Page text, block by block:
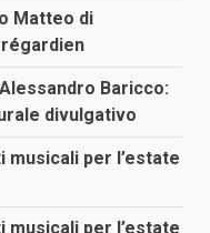
Matteo di
Baricco:
divulgativo
per l’estate
per l’estate